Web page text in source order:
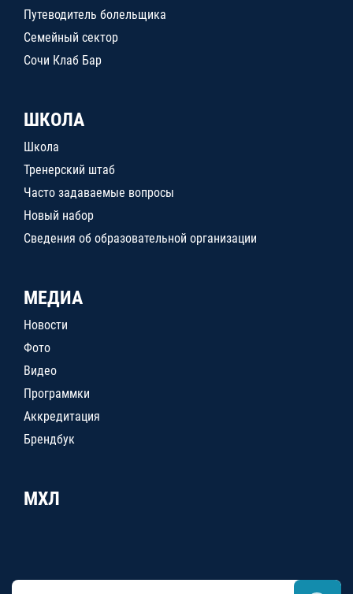
Путеводитель болельщика
Семейный сектор
Сочи Клаб Бар
ШКОЛА
Школа
Тренерский штаб
Часто задаваемые вопросы
Новый набор
Сведения об образовательной организации
МЕДИА
Новости
Фото
Видео
Программки
Аккредитация
Брендбук
МХЛ